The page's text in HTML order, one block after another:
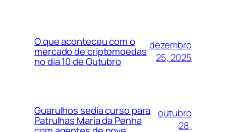
O que aconteceu com o
mercado de criptomoedas
no dia 10 de Outubro
dezembro
25, 2025
Guarulhos sedia curso para
Patrulhas Maria da Penha
outubro
28,